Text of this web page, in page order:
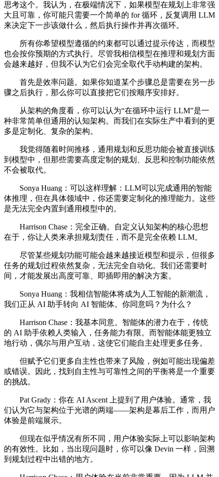
思考这个。我认为，在极端情况下，如果模型在规划上非常强
大且可靠，你可能只需要一个简单的 for 循环，反复调用 LLM
来决定下一步该做什么，然后执行操作并再次循环。
所有你希望模型遵循的约束都可以通过提示传达，而模型
也会按你预期的方式执行。尽管我相信模型在推理和规划方面
会越来越好，但我不认为它们会完全取代手动构建的架构。
首先是效率问题。如果你知道某个步骤总是需要在另一步
骤之后执行，那么你可以直接把它们按顺序安排好。
从架构的角度看，你可以认为“在循环中运行 LLM”是一
种非常简单但通用的认知架构。而我们在实际生产中看到的更
多是定制化、复杂的架构。
我觉得随着时间推移，通用规划和反思功能会被直接训练
到模型中，但那些需要高度定制的规划、反思和控制功能依然
不会被取代。
Sonya Huang：可以这样理解：LLM可以完成通用的智能
体推理，但在具体领域中，你还需要定制化的推理能力。这些
是无法完全内置到通用模型中的。
Harrison Chase：完全正确。自定义认知架构的核心思想
在于，你让人类来承担规划责任，而不是完全依赖 LLM。
尽管某些规划功能可能会越来越接近模型和提示，但很多
任务的规划过程依然复杂，无法完全自动化。我们还需要时
间，才能发展出高度可靠、即插即用的解决方案。
Sonya Huang：我相信智能体将成为人工智能的新潮流，
我们正从 AI 助手转向 AI 智能体。你同意吗？为什么？
Harrison Chase：我基本同意。智能体的潜力在于，传统
的 AI 助手依赖人类输入，任务能力有限。而智能体能更独立
地行动，偶尔与用户互动，这使它们能自主处理更多任务。
但赋予它们更多自主性也带来了风险，例如可能出现偏差
或错误。因此，找到自主性与可靠性之间的平衡将是一个重要
的挑战。
Pat Grady：你在 AI Ascent 上提到了用户体验。通常，我
们认为它与架构位于光谱的两端——架构是幕后工作，而用户
体验是前端展示。
但现在似乎情况有所不同，用户体验实际上可以影响架构
的有效性。比如，当出现问题时，你可以像 Devin 一样，回溯
到规划过程中出错的地方。